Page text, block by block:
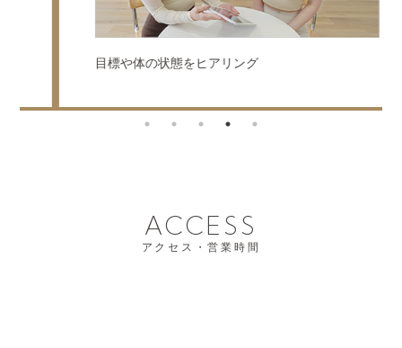
目標や体の状態をヒアリング
ACCESS
アクセス・営業時間